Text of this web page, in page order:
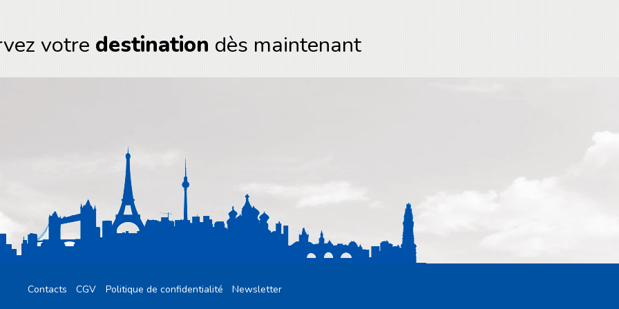
votre destination dès maintenant
Contacts CGV Politique de confidentialité Newsletter